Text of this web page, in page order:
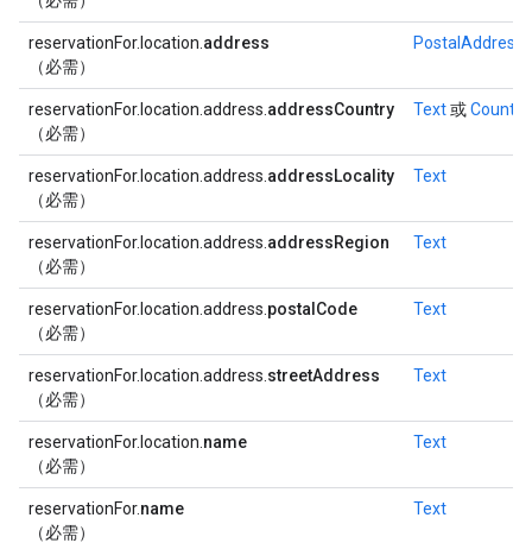
reservationFor.location. address
（必需）
PostalAddress
reservationFor.location.address. addressCountry
（必需）
Text或Country
reservationFor.location.address. addressLocality
（必需）
Text
reservationFor.location.address. addressRegion
（必需）
Text
reservationFor.location.address. postalCode
（必需）
Text
reservationFor.location.address. streetAddress
（必需）
Text
reservationFor.location. name
（必需）
Text
reservationFor.name
（必需）
Text